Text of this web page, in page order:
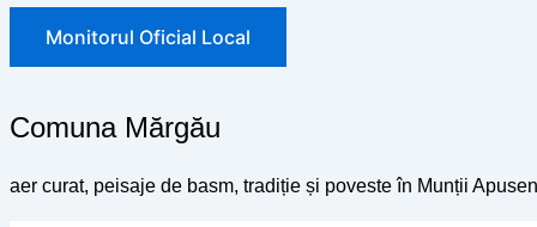
Monitorul Oficial Local
Comuna Mărgău
aer curat, peisaje de basm, tradiție și poveste în Munții